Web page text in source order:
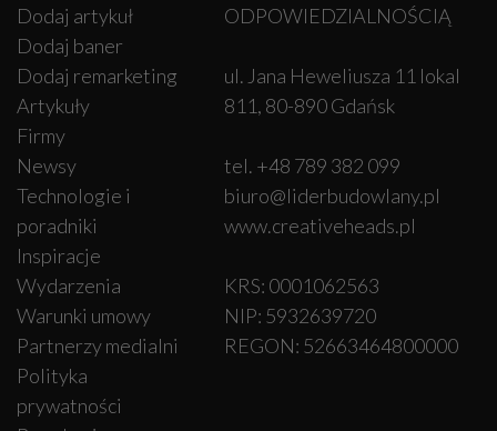
Dodaj artykuł
Dodaj baner
Dodaj remarketing
Artykuły
Firmy
Newsy
Technologie i
poradniki
Inspiracje
Wydarzenia
Warunki umowy
Partnerzy medialni
Polityka
prywatności
ODPOWIEDZIALNOŚCIĄ
ul. Jana Heweliusza 11 lokal
811, 80-890 Gdańsk
tel. +48 789 382 099
biuro@liderbudowlany.pl
www.creativeheads.pl
KRS: 0001062563
NIP: 5932639720
REGON: 52663464800000